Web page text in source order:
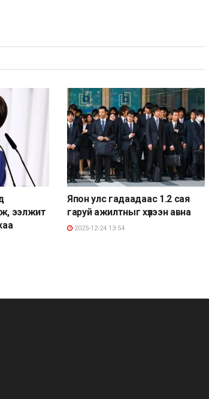
ээлжит
Япон улс гадаадаас 1.2 сая
гаруй ажилтныг хүлээн авна
2025-12-24 13:54